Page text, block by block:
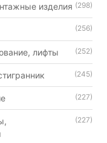
изделия (298)
(256)
лифты (252)
(245)
(227)
(227)